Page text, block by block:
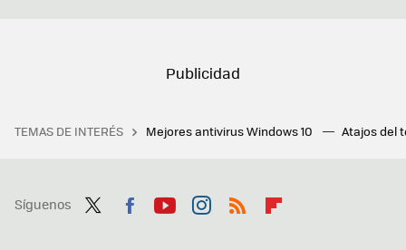
TEMAS DE INTERÉS Mejores antivirus Windows 10 Atajos del
Síguenos